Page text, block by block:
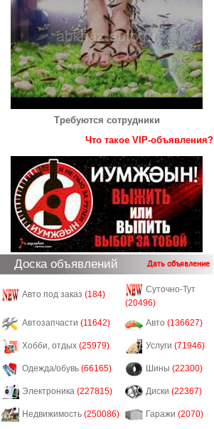
Требуются сотрудники
Что такое VIP-объявления?
Доска объявлений Дать объявление
Авто под заказ (184)
Суточно-Тут
(20496)
Автозапчасти (11642) Авто (136627)
Хобби, отдых (25979) Услуги (71946)
Одежда/обувь (66165) Шины (22300)
Электроника (227815) Диски (22367)
Недвижимость (250086) Гаражи (2070)